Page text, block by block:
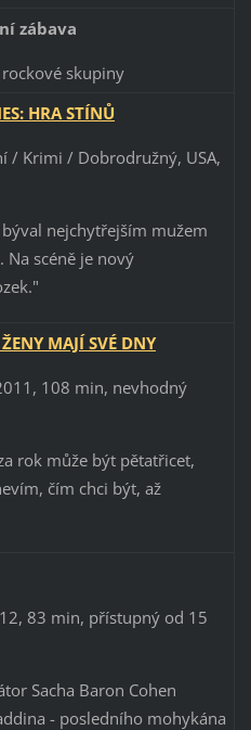
zábava
skupiny
HRA STÍNŮ
/ Krimi / Dobrodružný, USA,
nejchytřejším mužem
Na scéně je nový
MAJÍ SVÉ DNY
108 min, nevhodný
rok může být pětatřicet,
čím chci být, až
83 min, přístupný od 15
Sacha Baron Cohen
- posledního mohykána